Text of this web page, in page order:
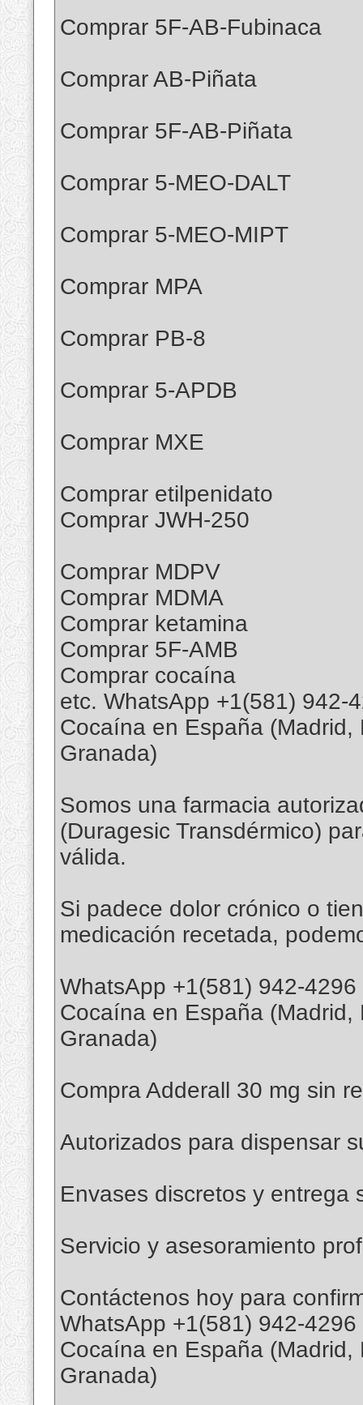
Comprar 5F-AB-Fubinaca
Comprar AB-Piñata
Comprar 5F-AB-Piñata
Comprar 5-MEO-DALT
Comprar 5-MEO-MIPT
Comprar MPA
Comprar PB-8
Comprar 5-APDB
Comprar MXE
Comprar etilpenidato
Comprar JWH-250
Comprar MDPV
Comprar MDMA
Comprar ketamina
Comprar 5F-AMB
Comprar cocaína
etc. WhatsApp +1(581) 942-
Cocaína en España
Granada)
Somos una farmacia
(Duragesic Transdérmico)
válida.
Si padece dolor crónico o
medicación recetada,
WhatsApp +1(581) 942-
Cocaína en España
Granada)
Compra Adderall 30 mg sin
Autorizados para dispensar
Envases discretos y entrega
Servicio y asesoramiento
Contáctenos hoy para
WhatsApp +1(581) 942-
Cocaína en España
Granada)